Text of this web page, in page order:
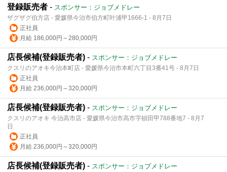
登録販売者 - スポンサー：ジョブメドレー
ザグザグ伯方店 - 愛媛県今治市伯方町叶浦甲1666-1 - 8月7日
正社員
月給 186,000円～280,000円
店長候補(登録販売者) - スポンサー：ジョブメドレー
クスリのアオキ今治本町店 - 愛媛県今治市本町六丁目3番41号 - 8月7日
正社員
月給 236,000円～320,000円
店長候補(登録販売者) - スポンサー：ジョブメドレー
クスリのアオキ 今治高市店 - 愛媛県今治市高市字頓田甲788番地7 - 8月7
日
正社員
月給 236,000円～320,000円
店長候補(登録販売者) - スポンサー：ジョブメドレー